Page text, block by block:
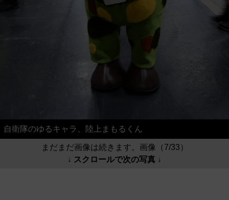
自衛隊のゆるキャラ、陸上まもるくん
まだまだ画像は続きます。画像（7/33）
↓ スクロールで次の写真 ↓